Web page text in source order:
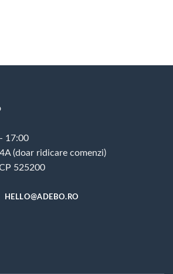
17:00
(doar ridicare comenzi)
525200
HELLO@ADEBO.RO